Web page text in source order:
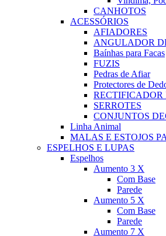
CANHOTOS
ACESSÓRIOS
AFIADORES
ANGULADOR
Baínhas para Facas
FUZIS
Pedras de Afiar
Protectores de
RECTIFICADOR
SERROTES
CONJUNTOS
Linha Animal
MALAS E ESTOJOS
ESPELHOS E LUPAS
Espelhos
Aumento 3 X
Com Base
Parede
Aumento 5 X
Com Base
Parede
Aumento 7 X